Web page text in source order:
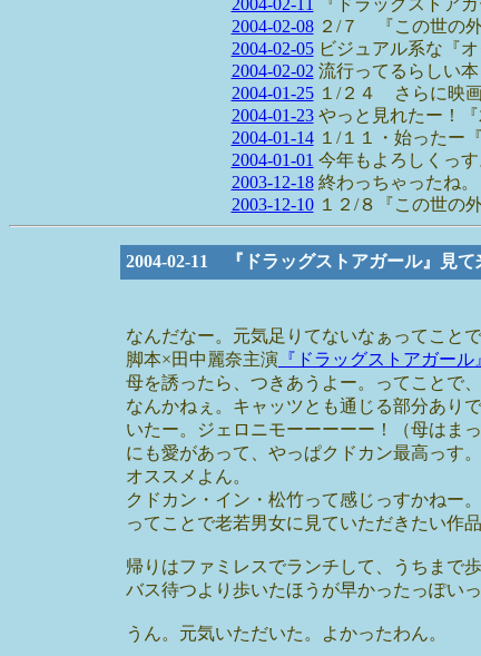
2004-02-11
『ドラッグストア
2004-02-08２/７ 『この世の外
2004-02-05ビジュアル系な『オ
2004-02-02 流行ってるらしい本
2004-01-25１/２４ さらに映画
2004-01-23やっと見れたー！『
2004-01-14１/１１・始ったー『
2004-01-01 今年もよろしくっす
2003-12-18終わっちゃったね。
2003-12-10１２/８『この世の
2004-02-11 『ドラッグストアガール』見て
なんだなー。元気足りてないなぁってことで
脚本×田中麗奈主演 『ドラッグストアガール
母を誘ったら、つきあうよー。ってことで
なんかねぇ。キャッツとも通じる部分あり
いたー。ジェロニモーーーーー！（母はま
にも愛があって、やっぱクドカン最高っす
オススメよん。
クドカン・イン・松竹って感じっすかねー
ってことで老若男女に見ていただきたい作
帰りはファミレスでランチして、うちまで
バス待つより歩いたほうが早かったっぽいっ
うん。元気いただいた。よかったわん。